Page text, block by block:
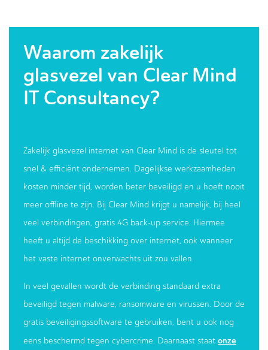
Waarom zakelijk
glasvezel van Clear Mind
IT Consultancy?
Zakelijk glasvezel internet van Clear Mind is de sleutel tot
snel & efficiënt ondernemen. Dagelijkse werkzaamheden
kosten minder tijd, worden beter beveiligd en u hoeft nooit
meer offline te zijn. Bij Clear Mind krijgt u namelijk, bij heel
veel verbindingen, gratis 4G back-up service. Hiermee
heeft u altijd de beschikking over internet, ook wanneer
het vaste internet onverwachts uit zou vallen.
In veel gevallen wordt de verbinding standaard extra
beveiligd tegen malware, ransomware en virussen. Door de
gratis beveiligingssoftware te gebruiken, bent u ook nog
eens beschermd tegen cybercrime. Daarnaast staat onze